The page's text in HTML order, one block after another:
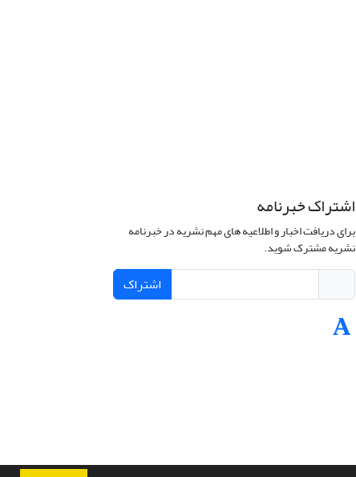
اشتراک خبرنامه
برای دریافت اخبار و اطلاعیه های مهم نشریه در خبرنامه
نشریه مشترک شوید.
اشتراک